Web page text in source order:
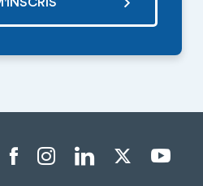
Menu liens sociaux